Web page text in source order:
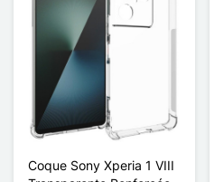
Coque Sony Xperia 1 VIII